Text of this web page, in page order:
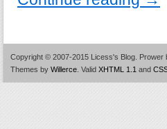
Copyright © 2007-2015 Licess's Blog. Prower
Themes by Willerce Valid XHTML 1.1 and